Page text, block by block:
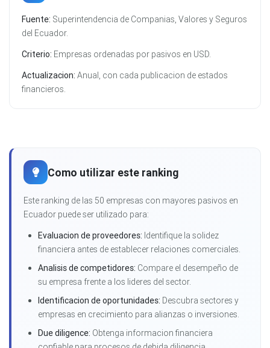
Fuente: Superintendencia de Companias, Valores y Seguros
del Ecuador.
Criterio: Empresas ordenadas por pasivos en USD.
Actualizacion: Anual, con cada publicacion de estados
financieros.
Como utilizar este ranking
Este ranking de las 50 empresas con mayores pasivos en
Ecuador puede ser utilizado para:
Evaluacion de proveedores: Identifique la solidez
financiera antes de establecer relaciones comerciales.
Analisis de competidores: Compare el desempeño de
su empresa frente a los lideres del sector.
Identificacion de oportunidades: Descubra sectores y
empresas en crecimiento para alianzas o inversiones.
Due diligence: Obtenga informacion financiera